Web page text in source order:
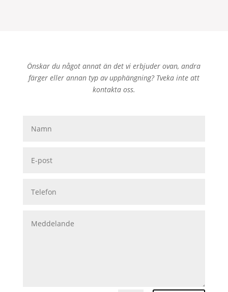
Önskar du något annat än det vi erbjuder ovan, andra
färger eller annan typ av upphängning? Tveka inte att
kontakta oss.